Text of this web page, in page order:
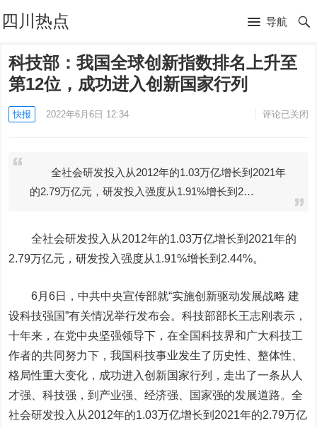
四川热点 导航
科技部：我国全球创新指数排名上升至
第12位，成功进入创新国家行列
快报 2022年6月6日 12:34 评论已关闭
全社会研发投入从2012年的1.03万亿增长到2021年
的2.79万亿元，研发投入强度从1.91%增长到2…
全社会研发投入从2012年的1.03万亿增长到2021年的
2.79万亿元，研发投入强度从1.91%增长到2.44%。
6月6日，中共中央宣传部就“实施创新驱动发展战略 建
设科技强国”有关情况举行发布会。科技部部长王志刚表示，
十年来，在党中央坚强领导下，在全国科技界和广大科技工
作者的共同努力下，我国科技事业发生了历史性、整体性、
格局性重大变化，成功进入创新国家行列，走出了一条从人
才强、科技强，到产业强、经济强、国家强的发展道路。全
社会研发投入从2012年的1.03万亿增长到2021年的2.79万亿